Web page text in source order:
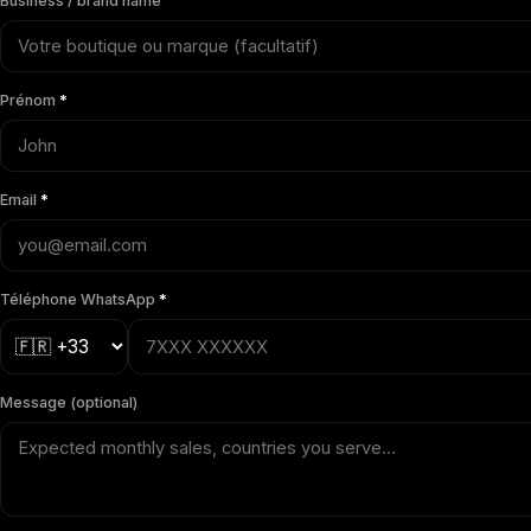
Prénom *
Email *
Téléphone WhatsApp *
Message (optional)